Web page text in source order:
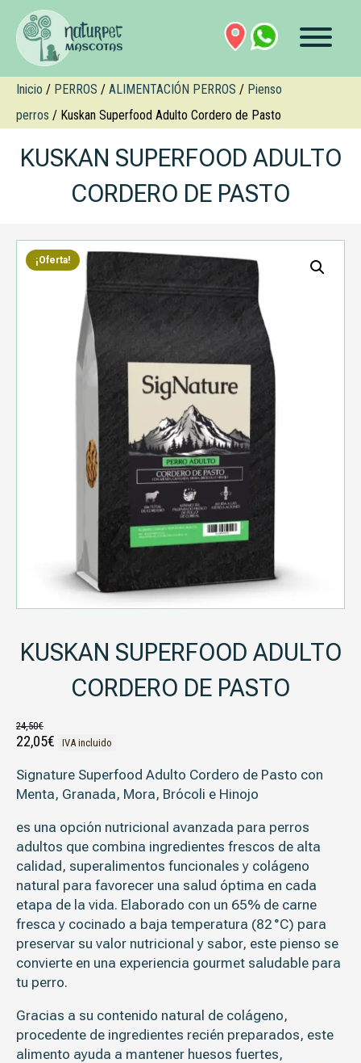
Inicio / PERROS / ALIMENTACIÓN PERROS / Pienso
perros / Kuskan Superfood Adulto Cordero de Pasto
KUSKAN SUPERFOOD ADULTO
CORDERO DE PASTO
¡Oferta!
KUSKAN SUPERFOOD ADULTO
CORDERO DE PASTO
24,50€
El precio original era: 24,50€.
22,05€ El precio actual es: 22,05€.
IVA incluido
Signature Superfood Adulto Cordero de Pasto con
Menta, Granada, Mora, Brócoli e Hinojo
es una opción nutricional avanzada para perros
adultos que combina ingredientes frescos de alta
calidad, superalimentos funcionales y colágeno
natural para favorecer una salud óptima en cada
etapa de la vida. Elaborado con un 65% de carne
fresca y cocinado a baja temperatura (82 °C) para
preservar su valor nutricional y sabor, este pienso se
convierte en una experiencia gourmet saludable para
tu perro.
Gracias a su contenido natural de colágeno,
procedente de ingredientes recién preparados, este
alimento ayuda a mantener huesos fuertes,